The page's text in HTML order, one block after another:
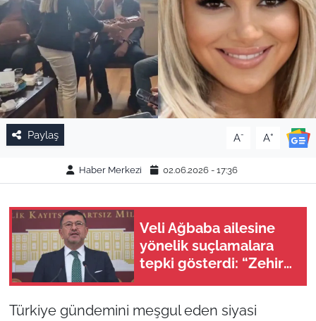
Paylaş A- A+
Haber Merkezi 02.06.2026 - 17:36
Veli Ağbaba ailesine
yönelik suçlamalara
tepki gösterdi: “Zehir
Türkiye gündemini meşgul eden siyasi